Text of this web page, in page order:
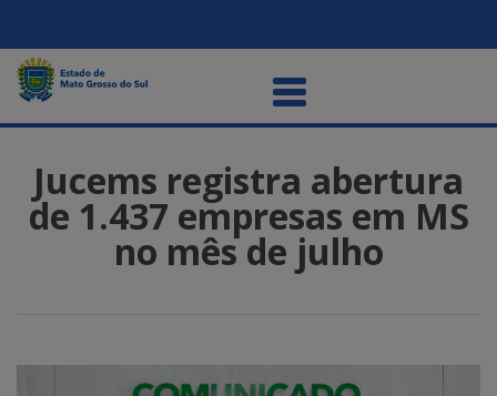
Jucems registra abertura
de 1.437 empresas em MS
no mês de julho